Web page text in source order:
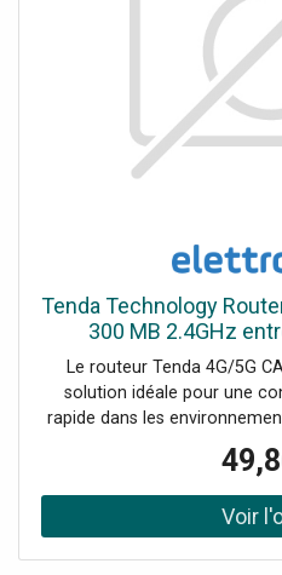
Tenda Technology
300 MB 2.4GHz
Le routeur Tenda 4G/5G
solution idéale pour une
rapide dans les
installer, il est parfait pour
professionnelle ou
suivantes : Fréquence Wi-
maximale : 300 Mbps Vitesse